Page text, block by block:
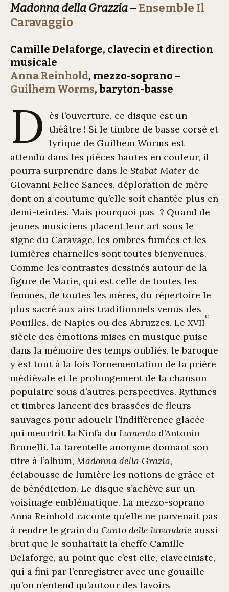
Madonna della Grazzia–Ensemble Il
Caravaggio
Camille Delaforge, clavecin et direction
musicale
Anna Reinhold, mezzo-soprano –
Guilhem Worms, baryton-basse
D
ès l’ouverture, ce disque est un
théâtre ! Si le timbre de basse corsé et
lyrique de Guilhem Worms est
attendu dans les pièces hautes en couleur, il
pourra surprendre dans le Stabat Mater de
Giovanni Felice Sances, déploration de mère
dont on a coutume qu’elle soit chantée plus en
demi-teintes. Mais pourquoi pas ? Quand de
jeunes musiciens placent leur art sous le
signe du Caravage, les ombres fumées et les
lumières charnelles sont toutes bienvenues.
Comme les contrastes dessinés autour de la
figure de Marie, qui est celle de toutes les
femmes, de toutes les mères, du répertoire le
plus sacré aux airs traditionnels venus des
Pouilles, de Naples ou des Abruzzes. Le XVII
e
siècle des émotions mises en musique puise
dans la mémoire des temps oubliés, le baroque
y est tout à la fois l’ornementation de la prière
médiévale et le prolongement de la chanson
populaire sous d’autres perspectives. Rythmes
et timbres lancent des brassées de fleurs
sauvages pour adoucir l’indifférence glacée
qui meurtrit la Ninfa du Lamento d’Antonio
Brunelli. La tarentelle anonyme donnant son
titre à l’album, Madonna della Grazia,
éclabousse de lumière les notions de grâce et
de bénédiction. Le disque s’achève sur un
voisinage emblématique. La mezzo-soprano
Anna Reinhold raconte qu’elle ne parvenait pas
à rendre le grain du Canto delle lavandaie aussi
brut que le souhaitait la cheffe Camille
Delaforge, au point que c’est elle, claveciniste,
qui a fini par l’enregistrer avec une gouaille
qu’on n’entend qu’autour des lavoirs